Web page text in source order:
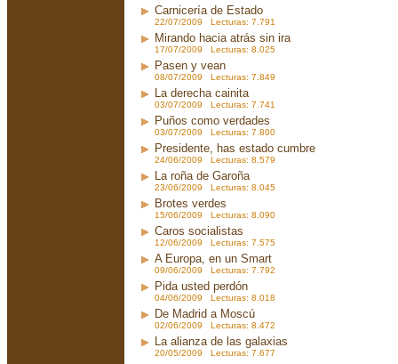
Carnicería de Estado
22/07/2009 Lecturas: 7.791
Mirando hacia atrás sin ira
17/07/2009 Lecturas: 8.025
Pasen y vean
08/07/2009 Lecturas: 7.849
La derecha cainita
03/07/2009 Lecturas: 7.741
Puños como verdades
03/07/2009 Lecturas: 7.800
Presidente, has estado cumbre
24/06/2009 Lecturas: 8.579
La roña de Garoña
23/06/2009 Lecturas: 8.045
Brotes verdes
15/06/2009 Lecturas: 8.090
Caros socialistas
12/06/2009 Lecturas: 7.575
A Europa, en un Smart
09/06/2009 Lecturas: 7.792
Pida usted perdón
04/06/2009 Lecturas: 8.018
De Madrid a Moscú
02/06/2009 Lecturas: 8.472
La alianza de las galaxias
20/05/2009 Lecturas: 7.677